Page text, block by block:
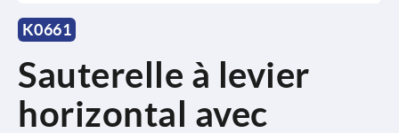
K0661
Sauterelle à levier
horizontal avec